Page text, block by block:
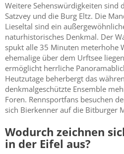
Weitere Sehenswürdigkeiten sind
Satzvey und die Burg Eltz. Die
Lieseltal sind ein
naturhistorisches Denkmal. Der
spukt alle 35 Minuten meterhohe
ehemalige über dem Urftsee
ermöglicht herrliche
Heutzutage beherbergt das
denkmalgeschützte Ensemble
Foren. Rennsportfans besuchen
sich Bierkenner auf die Bitburger
Wodurch zeichnen
in der Eifel aus?